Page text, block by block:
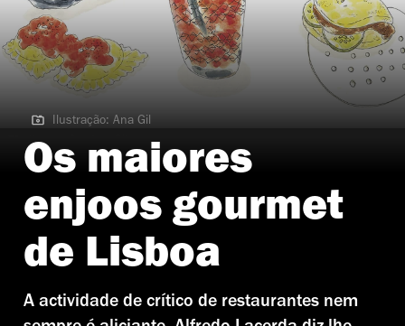
Ilustração: Ana Gil
Ilustração: Ana Gil
Os maiores
enjoos gourmet
de Lisboa
A actividade de crítico de restaurantes nem